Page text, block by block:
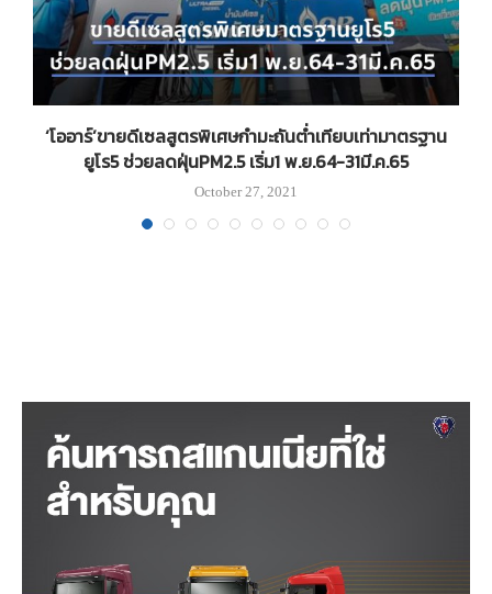
‘โออาร์’ขายดีเซลสูตรพิเศษกำมะถันต่ำเทียบเท่ามาตรฐาน
ยูโร5 ช่วยลดฝุ่นPM2.5 เริ่ม1 พ.ย.64-31มี.ค.65
October 27, 2021